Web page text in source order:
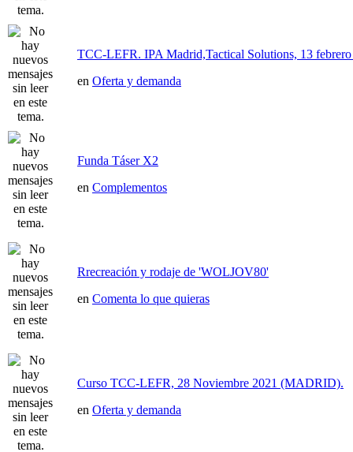
TCC-LEFR. IPA Madrid,Tactical Solutions, 13
en Oferta y demanda
Funda Táser X2
en Complementos
Rrecreación y rodaje de 'WOLJOV80'
en Comenta lo que quieras
Curso TCC-LEFR, 28 Noviembre 2021 (MADRID).
en Oferta y demanda